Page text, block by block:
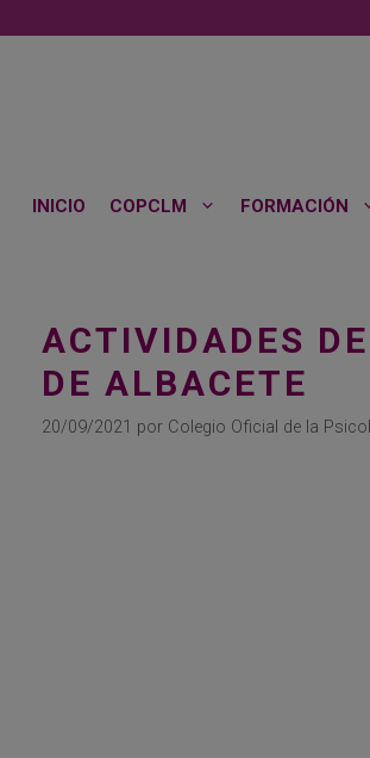
al
INICIO COPCLM FORMACIÓN
ACTIVIDADES
DE ALBACETE
20/09/2021 por Colegio Oficial de la